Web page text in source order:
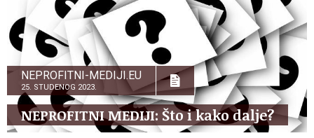
NEPROFITNI-MEDIJI.EU
25. STUDENOG 2023.
NEPROFITNI MEDIJI: Što i kako dalje?